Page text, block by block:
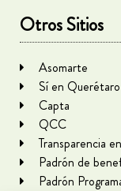
Otros Sitios
Asomarte
Sí en Querétaro
Capta
QCC
Transparencia
Padrón de
Padrón